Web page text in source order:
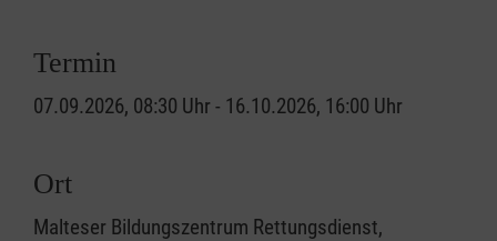
Termin
07.09.2026, 08:30 Uhr - 16.10.2026, 16:00 Uhr
Ort
Malteser Bildungszentrum Rettungsdienst,